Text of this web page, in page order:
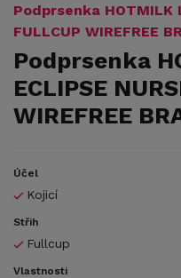
Podprsenka HOTMILK
FULLCUP WIREFREE
Podprsenka
ECLIPSE
WIREFREE
Účel
Kojicí
Střih
Fullcup
Vlastnosti